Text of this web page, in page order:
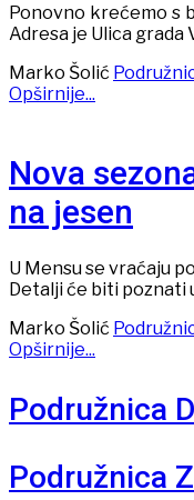
Ponovno krećemo s
Adresa je Ulica grada
Marko Šolić
Opširnije...
Nova
na jesen
U Mensu se vraćaju
Detalji će biti poznati
Marko Šolić
Opširnije...
Podružnica
Podružnica